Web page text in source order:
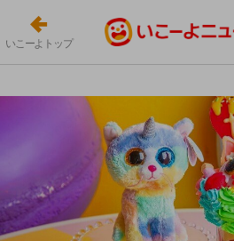
いこーよトップ